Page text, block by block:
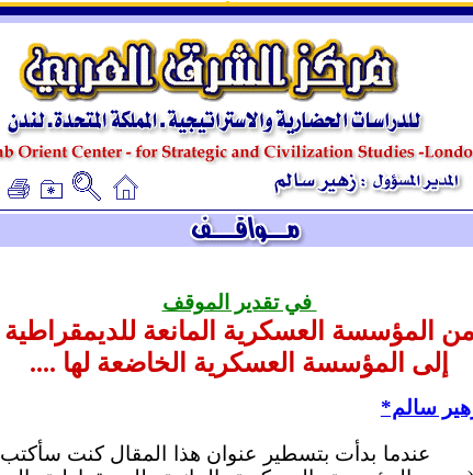
ـ
ـ
في تقدير الموقف
من المؤسسة العسكرية المانعة للديمقراطية
إلى المؤسسة العسكرية الخاضعة لها ....
سالم*
عندما بدأت بتسطير عنوان هذا المقال كنت سأكتب